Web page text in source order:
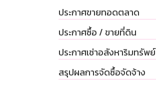
ประกาศขายทอดตลาด
ประกาศซื้อ / ขายที่ดิน
ประกาศเช่าอสังหาริมทรัพย์
สรุปผลการจัดซื้อจัดจ้าง